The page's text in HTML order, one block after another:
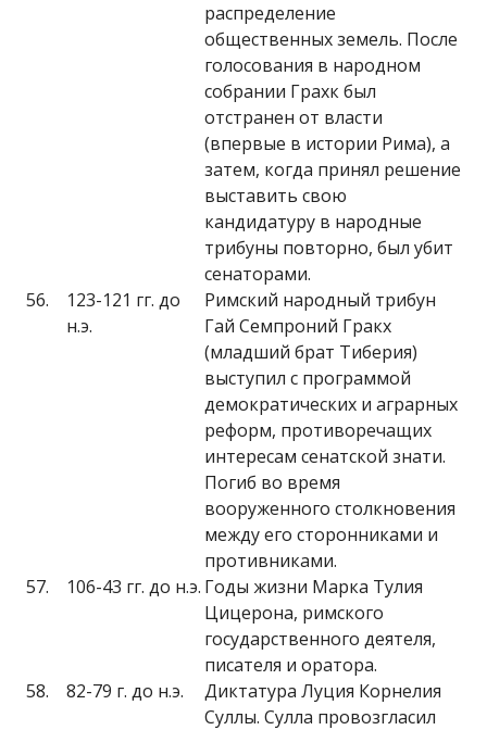
распределение
общественных земель. После
голосования в народном
собрании Грахк был
отстранен от власти
(впервые в истории Рима), а
затем, когда принял решение
выставить свою
кандидатуру в народные
трибуны повторно, был убит
сенаторами.
56.
123-121 гг. до
н.э.
Римский народный трибун
Гай Семпроний Гракх
(младший брат Тиберия)
выступил с программой
демократических и аграрных
реформ, противоречащих
интересам сенатской знати.
Погиб во время
вооруженного столкновения
между его сторонниками и
противниками.
57.
106-43 гг. до н.э. Годы жизни Марка Тулия
Цицерона, римского
государственного деятеля,
писателя и оратора.
58.
82-79 г. до н.э.
Диктатура Луция Корнелия
Суллы. Сулла провозгласил